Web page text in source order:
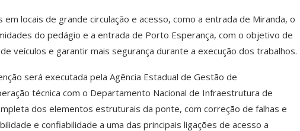
locais de grande circulação e acesso, como a entrada de Miranda, o
do pedágio e a entrada de Porto Esperança, com o objetivo de
veículos e garantir mais segurança durante a execução dos trabalhos.
será executada pela Agência Estadual de Gestão de
técnica com o Departamento Nacional de Infraestrutura de
dos elementos estruturais da ponte, com correção de falhas e
e confiabilidade a uma das principais ligações de acesso a